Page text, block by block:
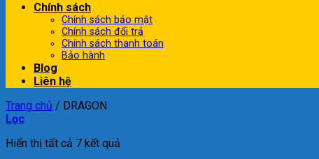
Chính sách
Chính sách bảo mật
Chính sách đổi trả
Chính sách thanh toán
Bảo hành
Blog
Liên hệ
Trang chủ / DRAGON
Lọc
Hiển thị tất cả 7 kết quả